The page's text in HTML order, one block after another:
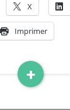
+
Read
X
Imprimer